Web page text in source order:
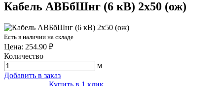
Кабель АВБбШнг (6 кВ) 2х50 (ож)
Есть в наличии на складе
Цена: 254.90 ₽
Количество
м
Добавить в заказ
Купить в 1 клик